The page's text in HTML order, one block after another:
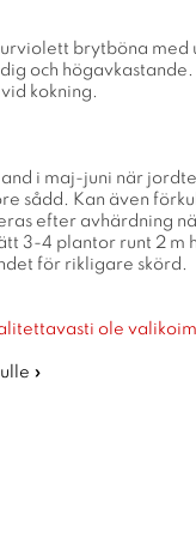
brytböna med
och
kokning.
i maj-juni när
sådd. Kan även
efter avhärdning
3-4 plantor runt 2 m
för rikligare skörd.
ole
»